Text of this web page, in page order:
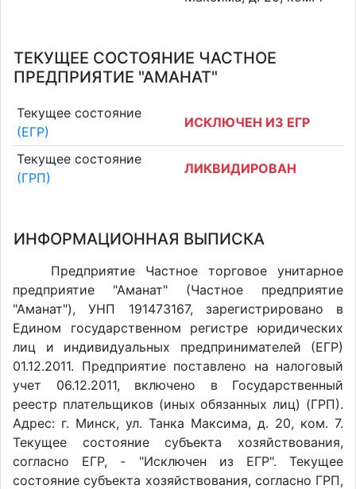
ТЕКУЩЕЕ СОСТОЯНИЕ ЧАСТНОЕ
ПРЕДПРИЯТИЕ "АМАНАТ"
Текущее состояние
(ЕГР)
ИСКЛЮЧЕН ИЗ ЕГР
Текущее состояние
(ГРП)
ЛИКВИДИРОВАН
ИНФОРМАЦИОННАЯ ВЫПИСКА
Предприятие Частное торговое унитарное
предприятие "Аманат" (Частное предприятие
"Аманат"), УНП 191473167, зарегистрировано в
Едином государственном регистре юридических
лиц и индивидуальных предпринимателей (ЕГР)
01.12.2011. Предприятие поставлено на налоговый
учет 06.12.2011, включено в Государственный
реестр плательщиков (иных обязанных лиц) (ГРП).
Адрес: г. Минск, ул. Танка Максима, д. 20, ком. 7.
Текущее состояние субъекта хозяйствования,
согласно ЕГР, - "Исключен из ЕГР". Текущее
состояние субъекта хозяйствования, согласно ГРП,